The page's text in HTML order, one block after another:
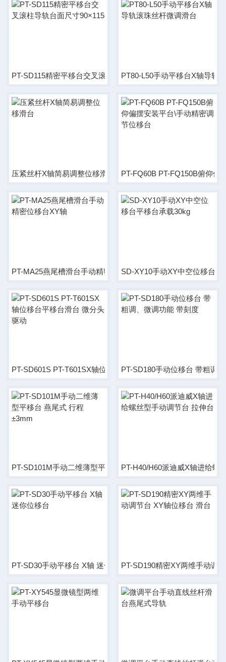
PT-SD115精密平移台交叉滚柱导轨台面尺寸90×115
PT80-L50手动平移台X轴导轨
压紧丝杆X轴简易调整位移滑台 PT-FQ60B PT-FQ150B俯仰偏
PT-MA25燕尾槽滑台手动精密位移台XY轴SD-XY10手动XY中空位移台平
PT-SD601S PT-T601SX轴位移台平移台滑台 微分头驱动
PT-SD180手动位移台 带粗调
PT-SD101M手动二维薄型平移台 燕尾式 行程±3mm
PT-H40/H60派迪威X轴进给螺
PT-SD30手动平移台 X轴 迷你位移台PT-SD190精密XY两维手动调